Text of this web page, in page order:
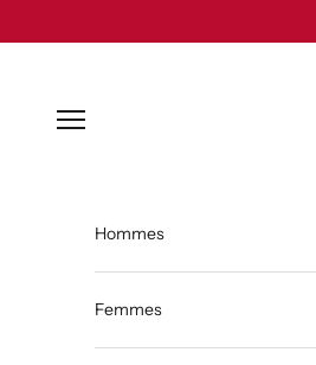
Ouvrir la navigation
Hommes
Femmes